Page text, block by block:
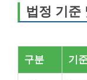
법정 기준
구분 기